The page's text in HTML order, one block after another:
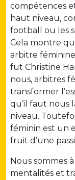
compétences
haut niveau,
football ou les
Cela montre
arbitre
fut Christine
nous, arbitres
transformer
qu’il faut nous
niveau.
féminin est un
fruit d’une
Nous sommes
mentalités et